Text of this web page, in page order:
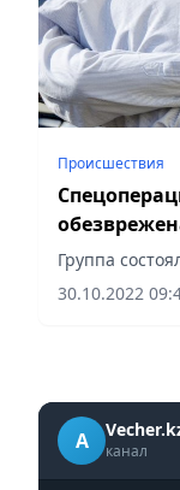
Происшествия
Группа
30.10.2022
A канал